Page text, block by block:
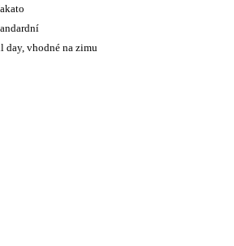
day, vhodné na zimu